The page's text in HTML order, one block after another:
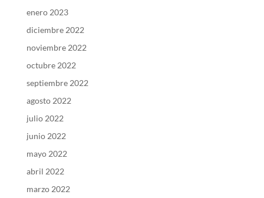
enero 2023
diciembre 2022
noviembre 2022
octubre 2022
septiembre 2022
agosto 2022
julio 2022
junio 2022
mayo 2022
abril 2022
marzo 2022